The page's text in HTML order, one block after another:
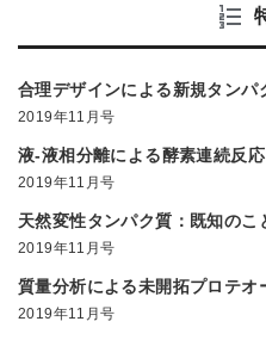
合理デザインによる新規タン
2019年11月号
液-液相分離による酵素連続反
2019年11月号
天然変性タンパク質：既知のこ
2019年11月号
質量分析による未開拓プロテオ
2019年11月号